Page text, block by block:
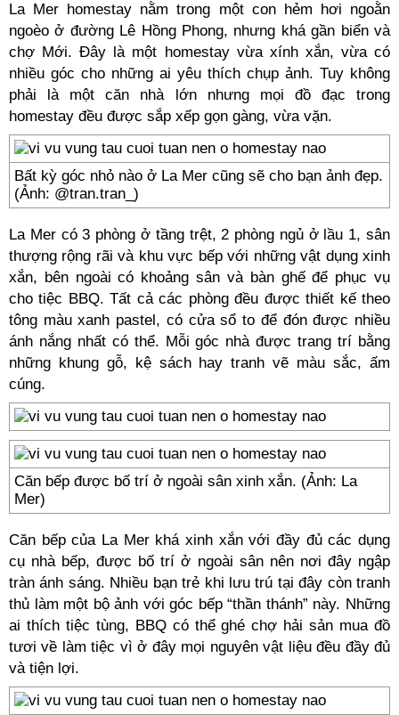
La Mer homestay nằm trong một con hẻm hơi ngoằn
ngoèo ở đường Lê Hồng Phong, nhưng khá gần biển và
chợ Mới. Đây là một homestay vừa xính xắn, vừa có
nhiều góc cho những ai yêu thích chụp ảnh. Tuy không
phải là một căn nhà lớn nhưng mọi đồ đạc trong
homestay đều được sắp xếp gọn gàng, vừa vặn.
Bất kỳ góc nhỏ nào ở La Mer cũng sẽ cho bạn ảnh đẹp.
(Ảnh: @tran.tran_)
La Mer có 3 phòng ở tầng trệt, 2 phòng ngủ ở lầu 1, sân
thượng rộng rãi và khu vực bếp với những vật dụng xinh
xắn, bên ngoài có khoảng sân và bàn ghế để phục vụ
cho tiệc BBQ. Tất cả các phòng đều được thiết kế theo
tông màu xanh pastel, có cửa sổ to để đón được nhiều
ánh nắng nhất có thể. Mỗi góc nhà được trang trí bằng
những khung gỗ, kệ sách hay tranh vẽ màu sắc, ấm
cúng.
Căn bếp được bố trí ở ngoài sân xinh xắn. (Ảnh: La
Mer)
Căn bếp của La Mer khá xinh xắn với đầy đủ các dụng
cụ nhà bếp, được bố trí ở ngoài sân nên nơi đây ngập
tràn ánh sáng. Nhiều bạn trẻ khi lưu trú tại đây còn tranh
thủ làm một bộ ảnh với góc bếp “thần thánh” này. Những
ai thích tiệc tùng, BBQ có thể ghé chợ hải sản mua đồ
tươi về làm tiệc vì ở đây mọi nguyên vật liệu đều đầy đủ
và tiện lợi.